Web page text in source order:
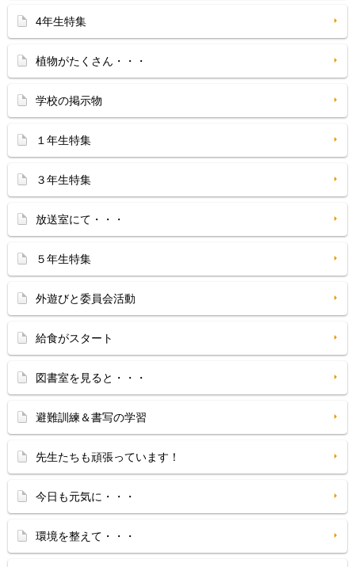
4年生特集
植物がたくさん・・・
学校の掲示物
１年生特集
３年生特集
放送室にて・・・
５年生特集
外遊びと委員会活動
給食がスタート
図書室を見ると・・・
避難訓練＆書写の学習
先生たちも頑張っています！
今日も元気に・・・
環境を整えて・・・